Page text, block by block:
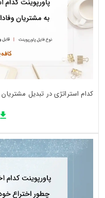
کدام استراتژی در تبدیل